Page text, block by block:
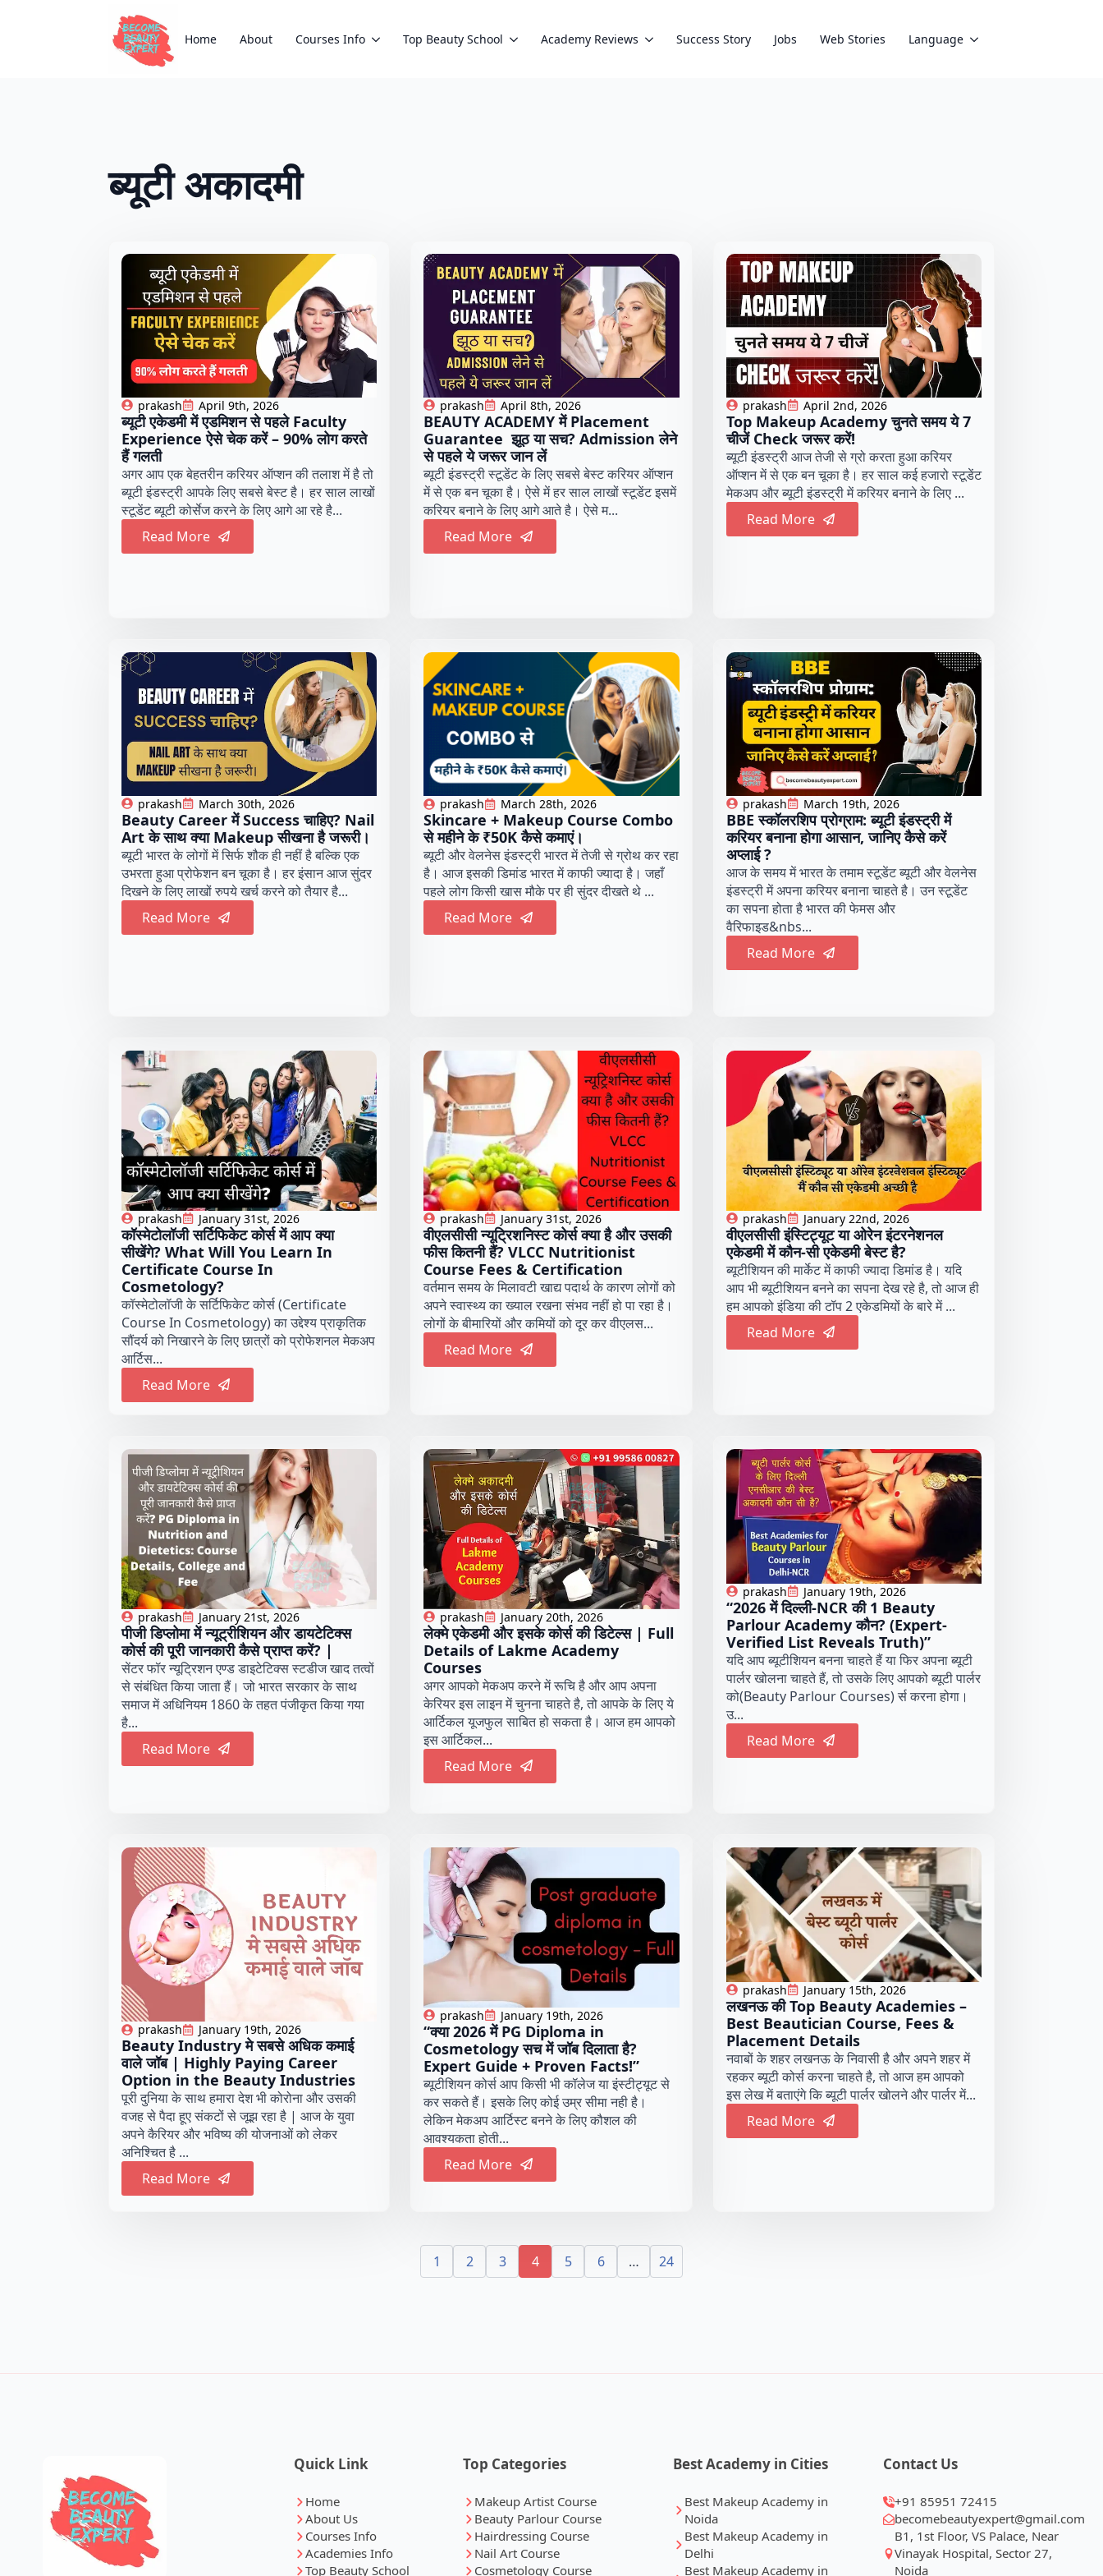
Home About Courses Info Top Beauty School Academy Reviews Success Story Jobs Web Stories Language
ब्यूटी अकादमी
prakash April 9th, 2026
ब्यूटी एकेडमी में एडमिशन से पहले Faculty
Experience ऐसे चेक करें – 90% लोग करते
हैं गलती
अगर आप एक बेहतरीन करियर ऑप्शन की तलाश में है तो
ब्यूटी इंडस्ट्री आपके लिए सबसे बेस्ट है। हर साल लाखों
स्टूडेंट ब्यूटी कोर्सेज करने के लिए आगे आ रहे है...
Read More
prakash April 8th, 2026
BEAUTY ACADEMY में Placement
Guarantee झूठ या सच? Admission लेने
से पहले ये जरूर जान लें
ब्यूटी इंडस्ट्री स्टूडेंट के लिए सबसे बेस्ट करियर ऑप्शन
में से एक बन चूका है। ऐसे में हर साल लाखों स्टूडेंट इसमें
करियर बनाने के लिए आगे आते है। ऐसे म...
Read More
prakash April 2nd, 2026
Top Makeup Academy चुनते समय ये 7
चीजें Check जरूर करें!
ब्यूटी इंडस्ट्री आज तेजी से ग्रो करता हुआ करियर
ऑप्शन में से एक बन चूका है। हर साल कई हजारो स्टूडेंट
मेकअप और ब्यूटी इंडस्ट्री में करियर बनाने के लिए ...
Read More
prakash March 30th, 2026
Beauty Career में Success चाहिए? Nail
Art के साथ क्या Makeup सीखना है जरूरी।
ब्यूटी भारत के लोगों में सिर्फ शौक ही नहीं है बल्कि एक
उभरता हुआ प्रोफेशन बन चूका है। हर इंसान आज सुंदर
दिखने के लिए लाखों रुपये खर्च करने को तैयार है...
Read More
prakash March 28th, 2026
Skincare + Makeup Course Combo
से महीने के ₹50K कैसे कमाएं।
ब्यूटी और वेलनेस इंडस्ट्री भारत में तेजी से ग्रोथ कर रहा
है। आज इसकी डिमांड भारत में काफी ज्यादा है। जहाँ
पहले लोग किसी खास मौके पर ही सुंदर दीखते थे ...
Read More
prakash March 19th, 2026
BBE स्कॉलरशिप प्रोग्राम: ब्यूटी इंडस्ट्री में
करियर बनाना होगा आसान, जानिए कैसे करें
अप्लाई ?
आज के समय में भारत के तमाम स्टूडेंट ब्यूटी और वेलनेस
इंडस्ट्री में अपना करियर बनाना चाहते है। उन स्टूडेंट
का सपना होता है भारत की फेमस और
वैरिफाइड&nbs...
Read More
prakash January 31st, 2026
कॉस्मेटोलॉजी सर्टिफिकेट कोर्स में आप क्या
सीखेंगे? What Will You Learn In
Certificate Course In
Cosmetology?
कॉस्मेटोलॉजी के सर्टिफिकेट कोर्स (Certificate
Course In Cosmetology) का उद्देश्य प्राकृतिक
सौंदर्य को निखारने के लिए छात्रों को प्रोफेशनल मेकअप
आर्टिस...
Read More
prakash January 31st, 2026
वीएलसीसी न्यूट्रिशनिस्ट कोर्स क्या है और उसकी
फीस कितनी हैं? VLCC Nutritionist
Course Fees & Certification
वर्तमान समय के मिलावटी खाद्य पदार्थ के कारण लोगों को
अपने स्वास्थ्य का ख्याल रखना संभव नहीं हो पा रहा है।
लोगों के बीमारियों और कमियों को दूर कर वीएलस...
Read More
prakash January 22nd, 2026
वीएलसीसी इंस्टिट्यूट या ओरेन इंटरनेशनल
एकेडमी में कौन-सी एकेडमी बेस्ट है?
ब्यूटीशियन की मार्केट में काफी ज्यादा डिमांड है। यदि
आप भी ब्यूटीशियन बनने का सपना देख रहे है, तो आज ही
हम आपको इंडिया की टॉप 2 एकेडमियों के बारे में ...
Read More
prakash January 21st, 2026
पीजी डिप्लोमा में न्यूट्रीशियन और डायटेटिक्स
कोर्स की पूरी जानकारी कैसे प्राप्त करें? |
सेंटर फॉर न्यूट्रिशन एण्ड डाइटेटिक्स स्टडीज खाद तत्वों
से संबंधित किया जाता हैं। जो भारत सरकार के साथ
समाज में अधिनियम 1860 के तहत पंजीकृत किया गया
है...
Read More
prakash January 20th, 2026
लेक्मे एकेडमी और इसके कोर्स की डिटेल्स | Full
Details of Lakme Academy
Courses
अगर आपको मेकअप करने में रूचि है और आप अपना
केरियर इस लाइन में चुनना चाहते है, तो आपके के लिए ये
आर्टिकल यूजफुल साबित हो सकता है। आज हम आपको
इस आर्टिकल...
Read More
prakash January 19th, 2026
“2026 में दिल्ली-NCR की 1 Beauty
Parlour Academy कौन? (Expert-
Verified List Reveals Truth)”
यदि आप ब्यूटीशियन बनना चाहते हैं या फिर अपना ब्यूटी
पार्लर खोलना चाहते हैं, तो उसके लिए आपको ब्यूटी पार्लर
को(Beauty Parlour Courses) र्स करना होगा।
उ...
Read More
prakash January 19th, 2026
Beauty Industry मे सबसे अधिक कमाई
वाले जॉब | Highly Paying Career
Option in the Beauty Industries
पूरी दुनिया के साथ हमारा देश भी कोरोना और उसकी
वजह से पैदा हूए संकटों से जूझ रहा है | आज के युवा
अपने कैरियर और भविष्य की योजनाओं को लेकर
अनिश्चित है ...
Read More
prakash January 19th, 2026
“क्या 2026 में PG Diploma in
Cosmetology सच में जॉब दिलाता है?
Expert Guide + Proven Facts!”
ब्यूटीशियन कोर्स आप किसी भी कॉलेज या इंस्टीट्यूट से
कर सकते हैं। इसके लिए कोई उम्र सीमा नही है।
लेकिन मेकअप आर्टिस्ट बनने के लिए कौशल की
आवश्यकता होती...
Read More
prakash January 15th, 2026
लखनऊ की Top Beauty Academies –
Best Beautician Course, Fees &
Placement Details
नवाबों के शहर लखनऊ के निवासी है और अपने शहर में
रहकर ब्यूटी कोर्स करना चाहते है, तो आज हम आपको
इस लेख में बताएंगे कि ब्यूटी पार्लर खोलने और पार्लर में...
Read More
1 2 3 4 5 6 … 24
Quick Link
Home
About Us
Courses Info
Academies Info
Top Beauty School
Top Categories
Makeup Artist Course
Beauty Parlour Course
Hairdressing Course
Nail Art Course
Cosmetology Course
Best Academy in Cities
Best Makeup Academy in
Noida
Best Makeup Academy in
Delhi
Best Makeup Academy in
Contact Us
+91 85951 72415
becomebeautyexpert@gmail.com
B1, 1st Floor, VS Palace, Near
Vinayak Hospital, Sector 27,
Noida